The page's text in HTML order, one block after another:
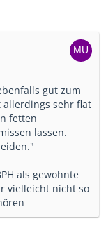
gut zum
allerdings sehr flat
fetten
lassen.
als gewohnte
vielleicht nicht so